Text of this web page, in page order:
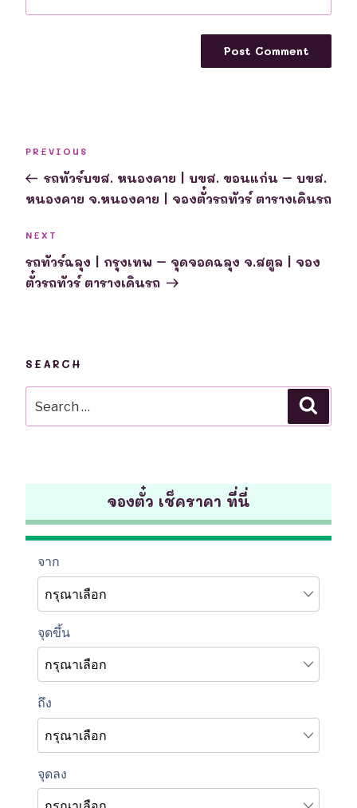
Previous
Post
PREVIOUS
รถทัวร์บขส. หนองคาย | บขส. ขอนแก่น – บขส.
หนองคาย จ.หนองคาย | จองตั๋วรถทัวร์ ตารางเดินรถ
Next
Post
NEXT
รถทัวร์ฉลุง | กรุงเทพ – จุดจอดฉลุง จ.สตูล | จอง
ตั๋วรถทัวร์ ตารางเดินรถ
SEARCH
for:
จองตั๋ว เช็คราคา ที่นี่